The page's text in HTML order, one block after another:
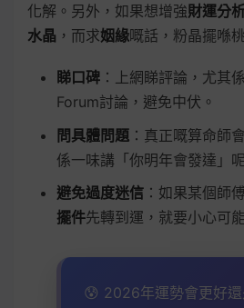
化解。另外，如果想增強財運分
水晶 ，而求姻緣嘅話，粉晶擺喺
睇口碑 ：上網睇評論，尤其
Forum討論，避免中伏。
問具體問題 ：真正嘅算命師
係一味講「你明年會發達」
避免過度迷信 ：如果某個師
擺件先轉到運，就要小心可
😰 2026年運勢會更好還